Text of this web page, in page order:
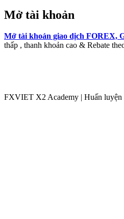
Mở tài khoản
Mở tài khoản giao dịch FOREX,
thấp , thanh khoản cao & Rebate
FXVIET X2 Academy | Huấn luyện